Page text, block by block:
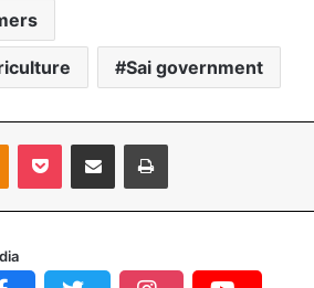
Sai government